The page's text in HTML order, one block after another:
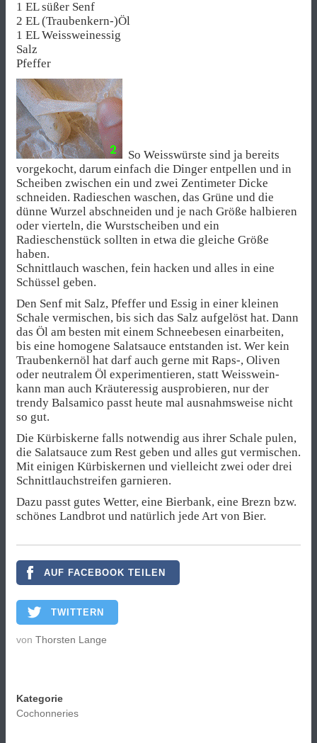
1 EL süßer Senf
2 EL (Traubenkern-)Öl
1 EL Weissweinessig
Salz
Pfeffer
So Weisswürste sind ja bereits
vorgekocht, darum einfach die Dinger entpellen und in
Scheiben zwischen ein und zwei Zentimeter Dicke
schneiden. Radieschen waschen, das Grüne und die
dünne Wurzel abschneiden und je nach Größe halbieren
oder vierteln, die Wurstscheiben und ein
Radieschenstück sollten in etwa die gleiche Größe
haben.
Schnittlauch waschen, fein hacken und alles in eine
Schüssel geben.
Den Senf mit Salz, Pfeffer und Essig in einer kleinen
Schale vermischen, bis sich das Salz aufgelöst hat. Dann
das Öl am besten mit einem Schneebesen einarbeiten,
bis eine homogene Salatsauce entstanden ist. Wer kein
Traubenkernöl hat darf auch gerne mit Raps-, Oliven
oder neutralem Öl experimentieren, statt Weisswein-
kann man auch Kräuteressig ausprobieren, nur der
trendy Balsamico passt heute mal ausnahmsweise nicht
so gut.
Die Kürbiskerne falls notwendig aus ihrer Schale pulen,
die Salatsauce zum Rest geben und alles gut vermischen.
Mit einigen Kürbiskernen und vielleicht zwei oder drei
Schnittlauchstreifen garnieren.
Dazu passt gutes Wetter, eine Bierbank, eine Brezn bzw.
schönes Landbrot und natürlich jede Art von Bier.
AUF FACEBOOK TEILEN
TWITTERN
von Thorsten Lange
Kategorie
Cochonneries